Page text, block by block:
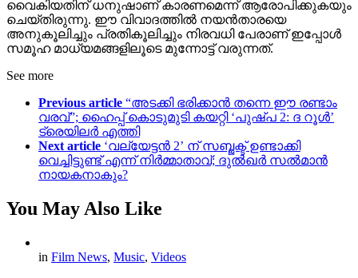
വൈകിയതിന് ധനുഷാണ് കാരണമെന്ന് ആരോപിക്കുകയും
ചെയ്തിരുന്നു. ഈ വിവാദത്തിൽ നയൻതാരയെ
അനുകൂലിച്ചും പ്രതികൂലിച്ചും നിരവധി പേരാണ് ഇപ്പോൾ
സമൂഹ മാധ്യമങ്ങളിലൂടെ മുന്നോട്ട് വരുന്നത്.
See more
Previous article “അടക്കി ഭരിക്കാൻ തന്നെ ഈ രണ്ടാം
വരവ്”; ഹൈപ്പ് കൊടുമുടി കയറ്റി ‘പുഷ്പ 2: ദ റൂൾ’
ട്രെയിലർ എത്തി
Next article ‘വല്യേട്ടൻ 2’ ന് സബ്ജക്ട് ഉണ്ടാക്കി
വെച്ചിട്ടുണ്ട് എന്ന് നിർമ്മാതാവ്; ദുൽഖർ സൽമാൻ
നായകനാകും?
You May Also Like
in Film News, Music, Videos